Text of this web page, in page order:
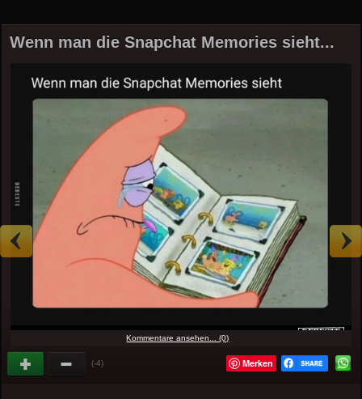
Wenn man die Snapchat Memories sieht...
Kommentare ansehen... (0)
(-4) Merken